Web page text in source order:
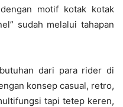
motif kotak kotak
sudah melalui tahapan
dari para rider di
konsep casual, retro,
tapi tetep keren,